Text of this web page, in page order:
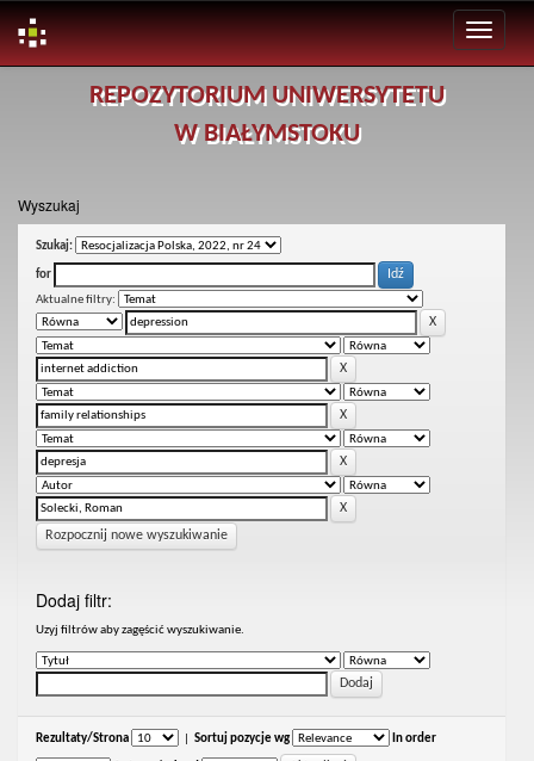
REPOZYTORIUM UNIWERSYTETU
W BIAŁYMSTOKU
Wyszukaj
Szukaj:
for
Aktualne filtry:
Rozpocznij nowe wyszukiwanie
Dodaj filtr:
Uzyj filtrów aby zagęścić wyszukiwanie.
Rezultaty/Strona Sortuj pozycje wg In order